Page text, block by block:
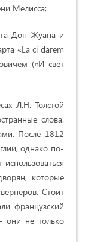
Мелисса;
Дон Жуана и
«La ci darem
(«И свет
Л.Н. Толстой
слова.
После 1812
однако по-
которые
Стоит
французский
они не только